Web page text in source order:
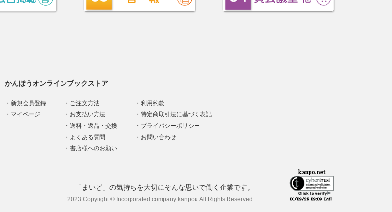
かんぽうオンラインブックストア
新規会員登録
マイページ
ご注文方法
お支払い方法
送料・返品・交換
よくある質問
書店様へのお願い
利用約款
特定商取引法に基づく表記
プライバシーポリシー
お問い合わせ
「まいど」の気持ちを大切にそんな思いで働く企業です。
2023 Copyright © Incorporated company kanpou.All Rights Reserved.